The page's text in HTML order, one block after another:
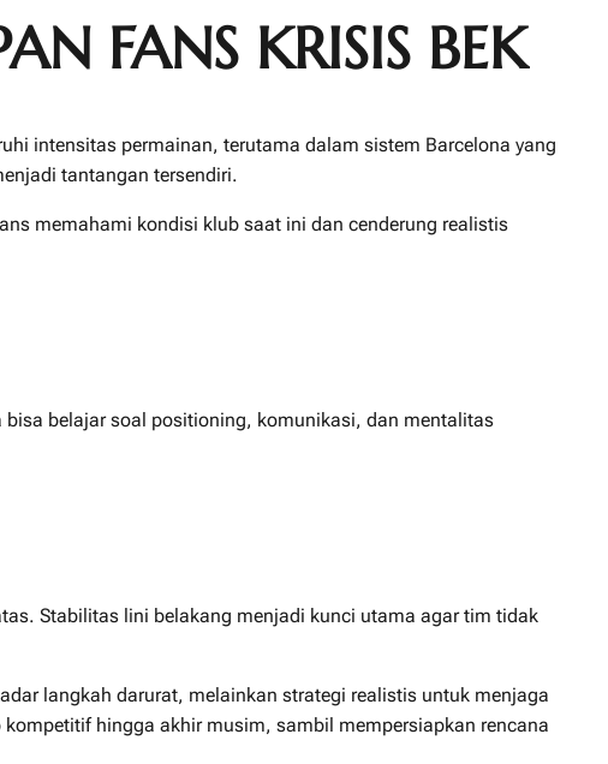
FANS KRISIS BEK
intensitas permainan, terutama dalam sistem Barcelona yang
tantangan tersendiri.
memahami kondisi klub saat ini dan cenderung realistis
belajar soal positioning, komunikasi, dan mentalitas
Stabilitas lini belakang menjadi kunci utama agar tim tidak
langkah darurat, melainkan strategi realistis untuk menjaga
hingga akhir musim, sambil mempersiapkan rencana